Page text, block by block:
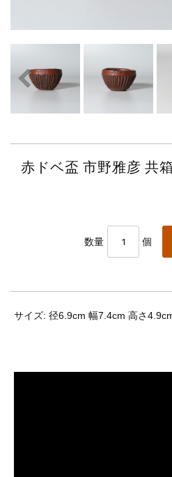
赤ドベ盃 市野雅彦 共
数量 個
サイズ: 径6.9cm 幅7.4cm 高さ